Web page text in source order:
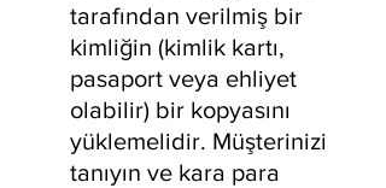
tarafından verilmiş bir
kimliğin (kimlik kartı,
pasaport veya ehliyet
olabilir) bir kopyasını
yüklemelidir. Müşterinizi
tanıyın ve kara para